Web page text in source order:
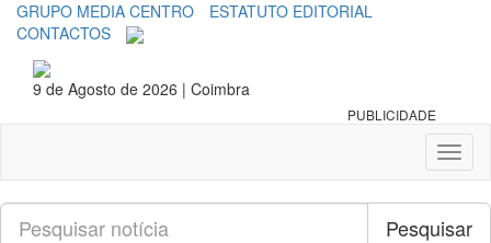
GRUPO MEDIA CENTRO
ESTATUTO EDITORIAL
CONTACTOS
9 de Agosto de 2026 | Coimbra
PUBLICIDADE
Pesquisar
Pesquisar